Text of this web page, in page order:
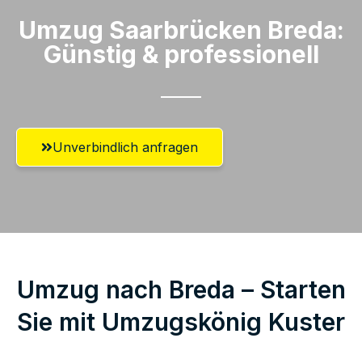
Umzug Saarbrücken​ Breda:
Günstig & professionell​
Unverbindlich anfragen
Umzug nach Breda – Starten
Sie mit Umzugskönig Kuster